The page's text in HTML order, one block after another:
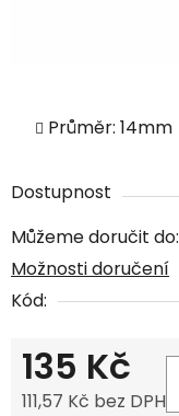
Průměr: 14mm
Dostupnost
Můžeme doručit do:
Možnosti doručení
Kód:
135 Kč
111,57 Kč bez DPH